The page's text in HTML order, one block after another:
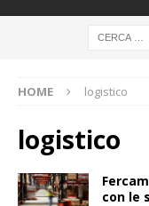
HOME logistico
logistico
con le